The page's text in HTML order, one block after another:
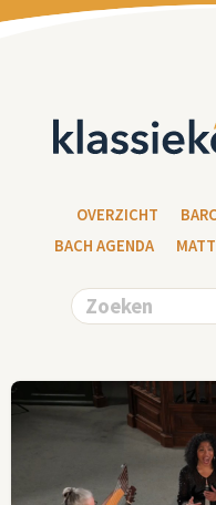
OVERZICHT
BACH AGENDA